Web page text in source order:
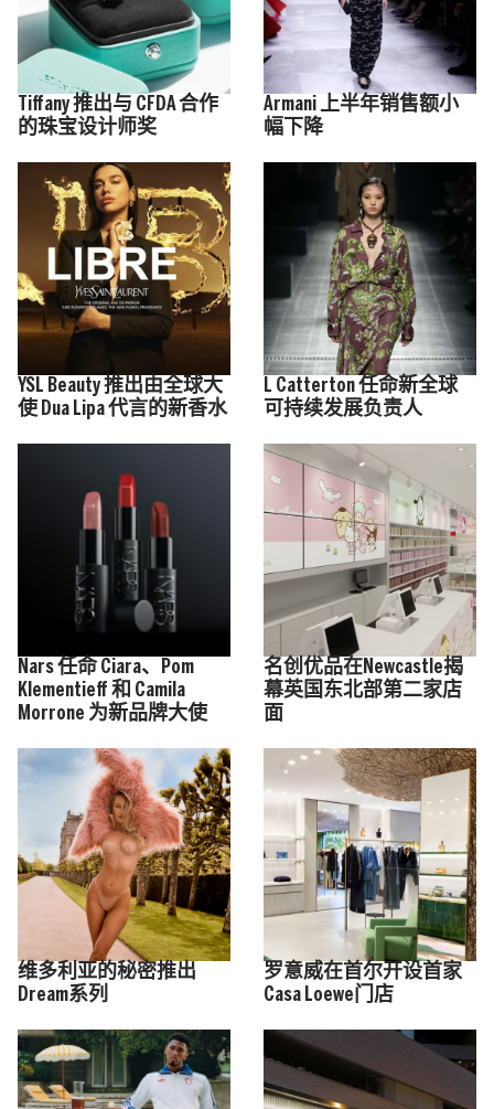
Tiffany 推出与 CFDA 合作
的珠宝设计师奖
Armani 上半年销售额小
幅下降
YSL Beauty 推出由全球大
使 Dua Lipa 代言的新香水
L Catterton 任命新全球
可持续发展负责人
Nars 任命 Ciara、Pom
Klementieff 和 Camila
Morrone 为新品牌大使
名创优品在Newcastle揭
幕英国东北部第二家店
面
维多利亚的秘密推出
Dream系列
罗意威在首尔开设首家
Casa Loewe门店